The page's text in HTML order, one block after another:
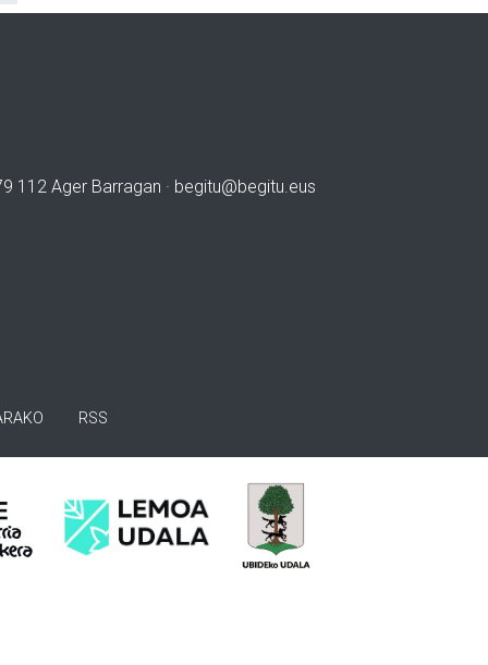
112 Ager Barragan · begitu@begitu.eus
RSS